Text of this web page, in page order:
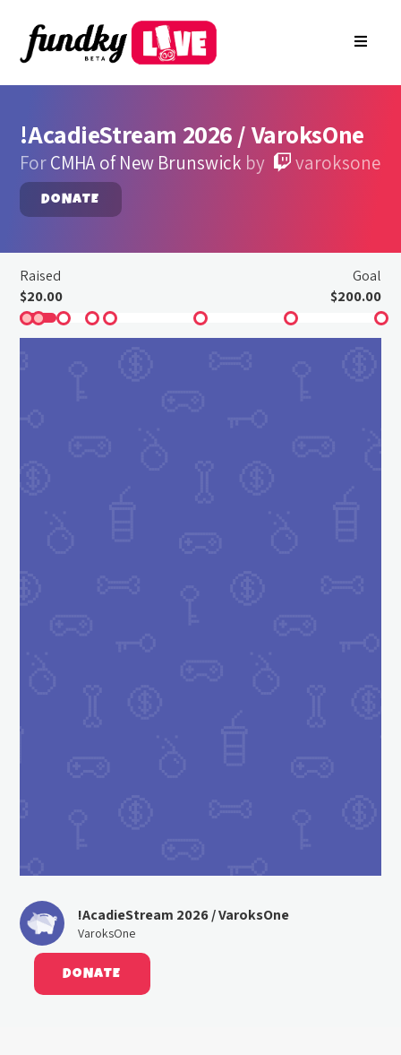
Arkade
Create a campaign
Find a charity campaign
Search groups
Contact Us
!AcadieStream 2026 / VaroksOne
ForCMHA of New Brunswick by varoksone
DONATE
Raised
$20.00
Goal
$200.00
!AcadieStream 2026 / VaroksOne
VaroksOne
DONATE